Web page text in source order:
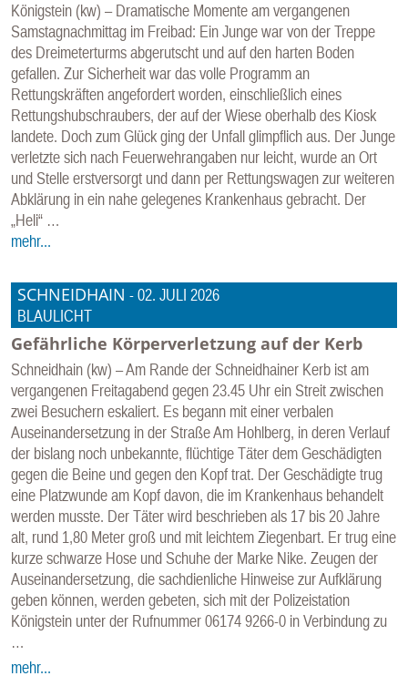
Königstein (kw) – Dramatische Momente am vergangenen
Samstagnachmittag im Freibad: Ein Junge war von der Treppe
des Dreimeterturms abgerutscht und auf den harten Boden
gefallen. Zur Sicherheit war das volle Programm an
Rettungskräften angefordert worden, einschließlich eines
Rettungshubschraubers, der auf der Wiese oberhalb des Kiosk
landete. Doch zum Glück ging der Unfall glimpflich aus. Der Junge
verletzte sich nach Feuerwehrangaben nur leicht, wurde an Ort
und Stelle erstversorgt und dann per Rettungswagen zur weiteren
Abklärung in ein nahe gelegenes Krankenhaus gebracht. Der
„Heli“ …
mehr...
SCHNEIDHAIN -02. JULI 2026
BLAULICHT
Gefährliche Körperverletzung auf der Kerb
Schneidhain (kw) – Am Rande der Schneidhainer Kerb ist am
vergangenen Freitagabend gegen 23.45 Uhr ein Streit zwischen
zwei Besuchern eskaliert. Es begann mit einer verbalen
Auseinandersetzung in der Straße Am Hohlberg, in deren Verlauf
der bislang noch unbekannte, flüchtige Täter dem Geschädigten
gegen die Beine und gegen den Kopf trat. Der Geschädigte trug
eine Platzwunde am Kopf davon, die im Krankenhaus behandelt
werden musste. Der Täter wird beschrieben als 17 bis 20 Jahre
alt, rund 1,80 Meter groß und mit leichtem Ziegenbart. Er trug eine
kurze schwarze Hose und Schuhe der Marke Nike. Zeugen der
Auseinandersetzung, die sachdienliche Hinweise zur Aufklärung
geben können, werden gebeten, sich mit der Polizeistation
Königstein unter der Rufnummer 06174 9266-0 in Verbindung zu
…
mehr...